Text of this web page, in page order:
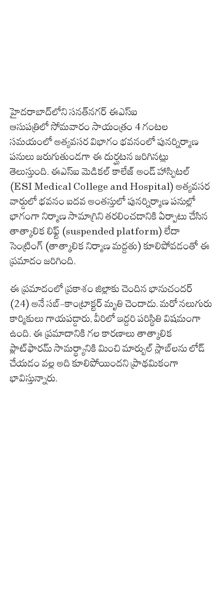
హైదరాబాద్‌లోని సనత్‌నగర్ ఈఎస్ఐ
ఆసుపత్రిలో సోమవారం సాయంత్రం 4 గంటల
సమయంలో అత్యవసర విభాగం భవనంలో పునర్నిర్మాణ
పనులు జరుగుతుండగా ఈ దుర్ఘటన జరిగినట్లు
తెలుస్తుంది. ఈఎస్ఐ మెడికల్ కాలేజ్ అండ్ హాస్పిటల్
(ESI Medical College and Hospital) అత్యవసర
వార్డులో భవనం ఐదవ అంతస్తులో పునర్నిర్మాణ పనుల్లో
భాగంగా నిర్మాణ సామాగ్రిని తరలించడానికి ఏర్పాటు చేసిన
తాత్కాలిక లిఫ్ట్ (suspended platform) లేదా
సెంట్రింగ్ (తాత్కాలిక నిర్మాణ మద్దతు) కూలిపోవడంతో ఈ
ప్రమాదం జరిగింది.
ఈ ప్రమాదంలో ప్రకాశం జిల్లాకు చెందిన భానుచందర్
(24) అనే సబ్-కాంట్రాక్టర్ మృతి చెందాడు. మరో నలుగురు
కార్మికులు గాయపడ్డారు, వీరిలో ఇద్దరి పరిస్థితి విషమంగా
ఉంది. ఈ ప్రమాదానికి గల కారణాలు తాత్కాలిక
ప్లాట్‌ఫారమ్ సామర్థ్యానికి మించి మార్బుల్ స్లాబ్‌లను లోడ్
చేయడం వల్ల అది కూలిపోయిందని ప్రాథమికంగా
భావిస్తున్నారు.